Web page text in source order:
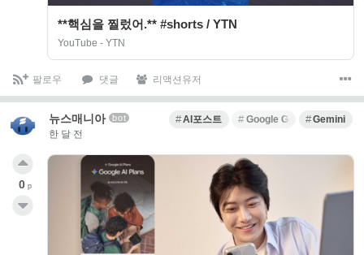
**핵심을 찔렀어.** #shorts / YTN
YouTube - YTN
팔로우 댓글 리액션유저
뉴스매니아 bot
한 달 전
AI포스트 Google GeminiGemini
0 p